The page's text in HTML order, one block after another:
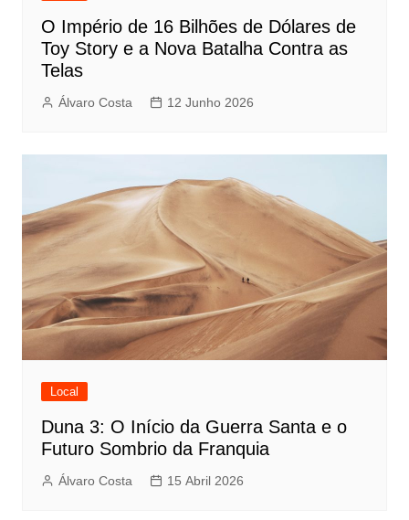
O Império de 16 Bilhões de Dólares de
Toy Story e a Nova Batalha Contra as
Telas
Álvaro Costa 12 Junho 2026
Local
Duna 3: O Início da Guerra Santa e o
Futuro Sombrio da Franquia
Álvaro Costa 15 Abril 2026